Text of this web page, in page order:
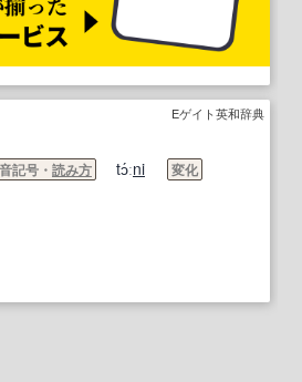
Eゲイト英和辞典
記号・ 読み方 tɔ́ːni 変化